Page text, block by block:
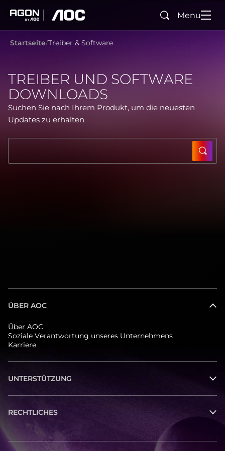
agon aoc
Suchen
Menu
Startseite Treiber & Software
TREIBER UND SOFTWARE
DOWNLOADS
Suchen Sie nach Ihrem Produkt, um die neuesten
Updates zu erhalten
ÜBER AOC
Über AOC
Soziale Verantwortung unseres Unternehmens
Karriere
UNTERSTÜTZUNG
RECHTLICHES